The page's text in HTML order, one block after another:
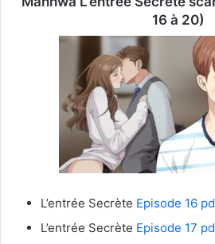
16 à 20)
L’entrée Secrète Episode 16
L’entrée Secrète Episode 17